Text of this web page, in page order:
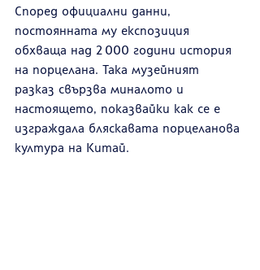
Според официални данни,
постоянната му експозиция
обхваща над 2 000 години история
на порцелана. Така музейният
разказ свързва миналото и
настоящето, показвайки как се е
изграждала бляскавата порцеланова
култура на Китай.